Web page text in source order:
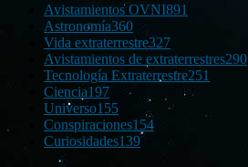
Avistamientos OVNI891
Astronomía360
Vida extraterrestre327
Avistamientos de extraterrestres290
Tecnología Extraterrestre251
Ciencia197
Universo155
Conspiraciones154
Curiosidades139